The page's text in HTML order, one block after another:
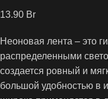
13.90 Br
Неоновая лента – это
распределенными
создается ровный и
большой удобностью в